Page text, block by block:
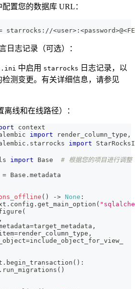
配置您的数据库 URL：
日志记录（可选）：
中启用 starrocks 日志记录，以
测变更。有关详细信息，请参见
离线和在线路径）：
context
import render_column_type ,
. starrocks import
import Base # 根据您的项目进行调整
= Base . metadata
( ) -> None :
. config . get_main_option (
(
,
=target_metadata ,
=render_column_type ,
=include_object_for_view_
. begin_transaction ( ) :
. run_migrations ( )